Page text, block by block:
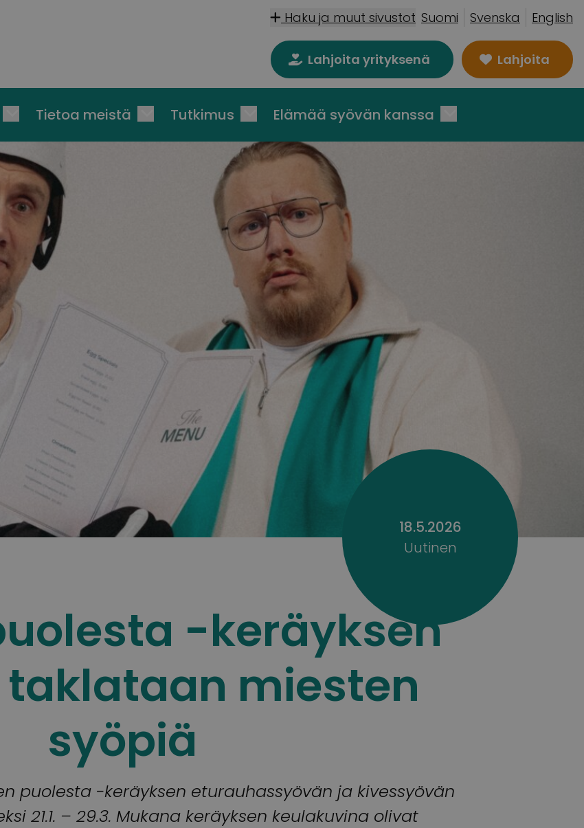
Haku ja muut sivustot Suomi Svenska English
Lahjoita yrityksenä Lahjoita
Tietoa meistä Tutkimus Elämää syövän kanssa
18.5.2026
Uutinen
-keräyksen
miesten
syöpiä
puolesta -keräyksen eturauhassyövän ja kivessyövän
21.1. – 29.3. Mukana keräyksen keulakuvina olivat